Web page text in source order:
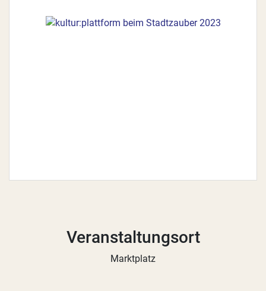
Veranstaltungsort
Marktplatz